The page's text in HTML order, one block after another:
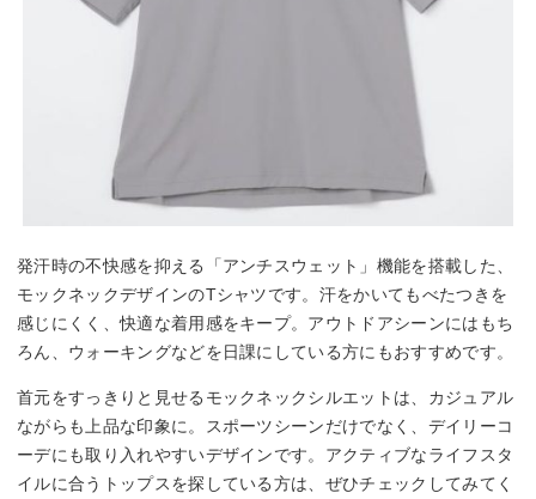
発汗時の不快感を抑える「アンチスウェット」機能を搭載した、
モックネックデザインのTシャツです。汗をかいてもべたつきを
感じにくく、快適な着用感をキープ。アウトドアシーンにはもち
ろん、ウォーキングなどを日課にしている方にもおすすめです。
首元をすっきりと見せるモックネックシルエットは、カジュアル
ながらも上品な印象に。スポーツシーンだけでなく、デイリーコ
ーデにも取り入れやすいデザインです。アクティブなライフスタ
イルに合うトップスを探している方は、ぜひチェックしてみてく